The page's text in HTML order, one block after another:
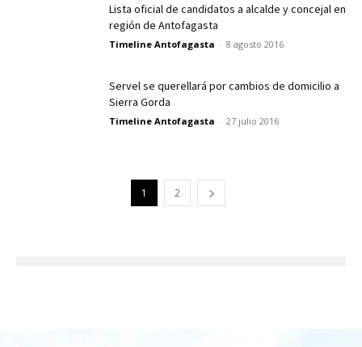
Lista oficial de candidatos a alcalde y concejal en
región de Antofagasta
Timeline Antofagasta - 8 agosto 2016
Servel se querellará por cambios de domicilio a
Sierra Gorda
Timeline Antofagasta - 27 julio 2016
1 2